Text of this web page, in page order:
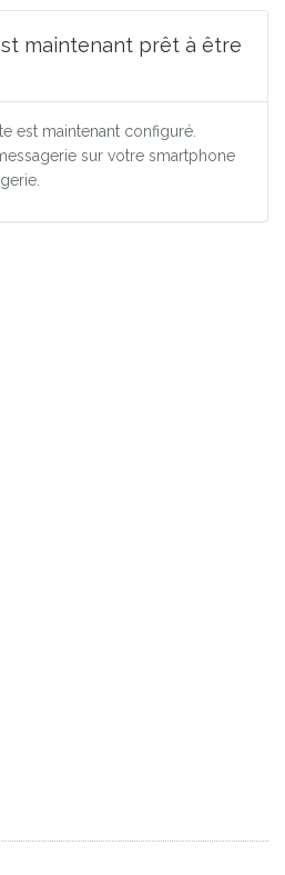
maintenant prêt à être
est maintenant configuré.
sur votre smartphone